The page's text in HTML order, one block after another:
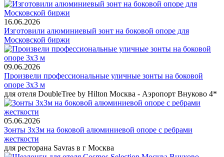
16.06.2026
Изготовили алюминиевый зонт на боковой опоре для
Московской биржи
09.06.2026
Произвели профессиональные уличные зонты на боковой
опоре 3х3 м
для отеля DoubleTree by Hilton Москва - Аэропорт Внуково 4*
05.06.2026
Зонты 3х3м на боковой алюминиевой опоре с ребрами
жесткости
для ресторана Savras в г Москва